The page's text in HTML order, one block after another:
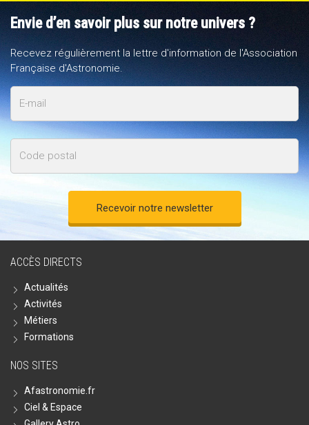
Envie d’en savoir plus sur notre univers ?
Recevez régulièrement la lettre d'information de l'Association
Française d'Astronomie.
ACCÈS DIRECTS
Actualités
Activités
Métiers
Formations
NOS SITES
Afastronomie.fr
Ciel & Espace